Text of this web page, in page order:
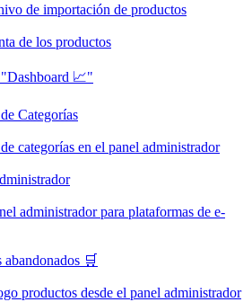
de importación de productos
de los productos
📈"
Categorías
categorías en el panel administrador
administrador para plataformas de e-
🛒
productos desde el panel administrador